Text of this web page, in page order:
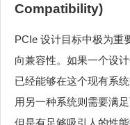
Compatibility)
PCIe 设计目标中极为重
向兼容性。如果一个设
已经能够在这个现有系
用另一种系统则需要满
但是有足够吸引人的性